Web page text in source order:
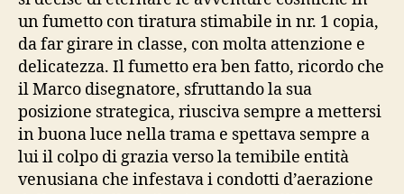
un fumetto con tiratura stimabile in nr. 1 copia,
da far girare in classe, con molta attenzione e
delicatezza. Il fumetto era ben fatto, ricordo che
il Marco disegnatore, sfruttando la sua
posizione strategica, riusciva sempre a mettersi
in buona luce nella trama e spettava sempre a
lui il colpo di grazia verso la temibile entità
venusiana che infestava i condotti d’aerazione